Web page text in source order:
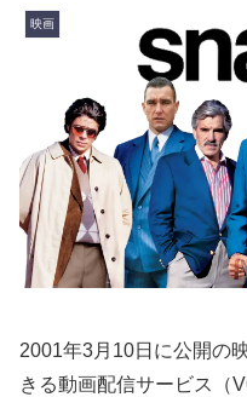
映画
2001年3月10日に公開の
きる動画配信サービス（